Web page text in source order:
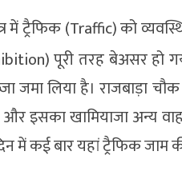
में ट्रैफिक (Traffic) को
पूरी तरह बेअसर हो
जमा लिया है। राजबाड़ा
और इसका खामियाजा
कई बार यहां ट्रैफिक जाम